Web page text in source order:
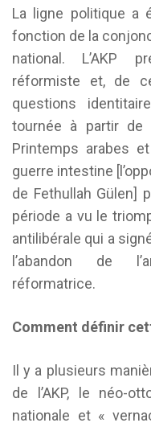
La ligne politique a
fonction de la
national. L’AKP
réformiste et, de
questions
tournée à partir de
Printemps arabes
guerre intestine
de Fethullah Gülen]
période a vu le
antilibérale qui a
l’abandon de
réformatrice.
Comment définir
Il y a plusieurs
de l’AKP, le néo-
nationale et «